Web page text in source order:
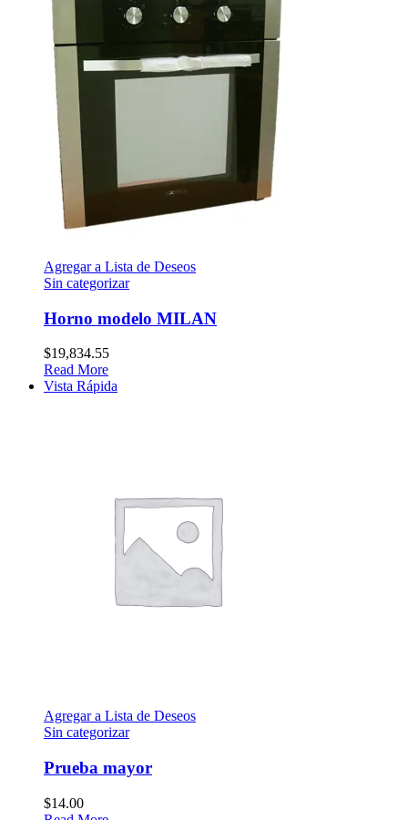
Agregar a Lista de Deseos
Sin categorizar
Horno modelo MILAN
$19,834.55
Read More
Vista Rápida
Agregar a Lista de Deseos
Sin categorizar
Prueba mayor
$14.00